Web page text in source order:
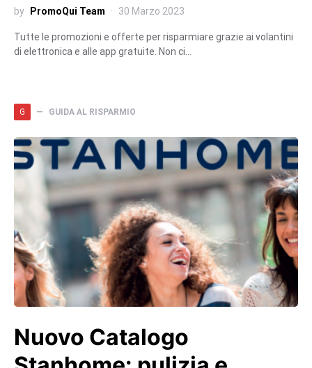
by PromoQui Team 30 Marzo 2023
Tutte le promozioni e offerte per risparmiare grazie ai volantini
di elettronica e alle app gratuite. Non ci…
G GUIDA AL RISPARMIO
Nuovo Catalogo